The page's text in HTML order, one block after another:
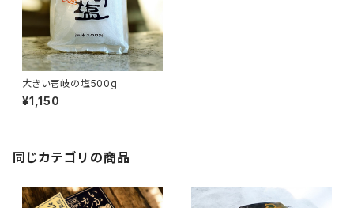
大きい壱岐の塩500g
¥1,150
同じカテゴリの商品